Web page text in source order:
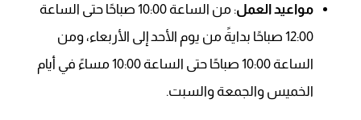
مواعيد العمل
: من الساعة 10:00 صباحًا حتى الساعة
12:00 صباحًا بدايةً من يوم الأحد إلى الأربعاء، ومن
الساعة 10:00 صباحًا حتى الساعة 10:00 مساءً في أيام
الخميس والجمعة والسبت.